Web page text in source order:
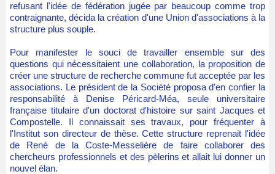
refusant l'idée de fédération jugée par beaucoup comme trop
contraignante, décida la création d'une Union d'associations à la
structure plus souple.
​Pour manifester le souci de travailler ensemble sur des
questions qui nécessitaient une collaboration, la proposition de
créer une structure de recherche commune fut acceptée par les
associations. Le président de la Société proposa d'en confier la
responsabilité à Denise Péricard-Méa, seule universitaire
française titulaire d'un doctorat d'histoire sur saint Jacques et
Compostelle. Il connaissait ses travaux, pour fréquenter à
l'Institut son directeur de thèse. Cette structure reprenait l'idée
de René de la Coste-Messelière de faire collaborer des
chercheurs professionnels et des pèlerins et allait lui donner un
nouvel élan.